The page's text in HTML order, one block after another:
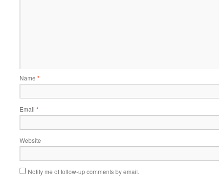
Name *
Email *
Website
Notify me of follow-up comments by email.